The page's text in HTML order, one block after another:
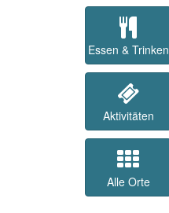
Essen & Trinken
Aktivitäten
Alle Orte